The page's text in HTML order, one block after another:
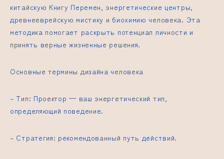
китайскую Книгу Перемен, энергетические центры,
древнееврейскую мистику и биохимию человека. Эта
методика помогает раскрыть потенциал личности и
принять верные жизненные решения.
Основные термины дизайна человека
– Тип: Проектор — ваш энергетический тип,
определяющий поведение.
– Стратегия: рекомендованный путь действий.